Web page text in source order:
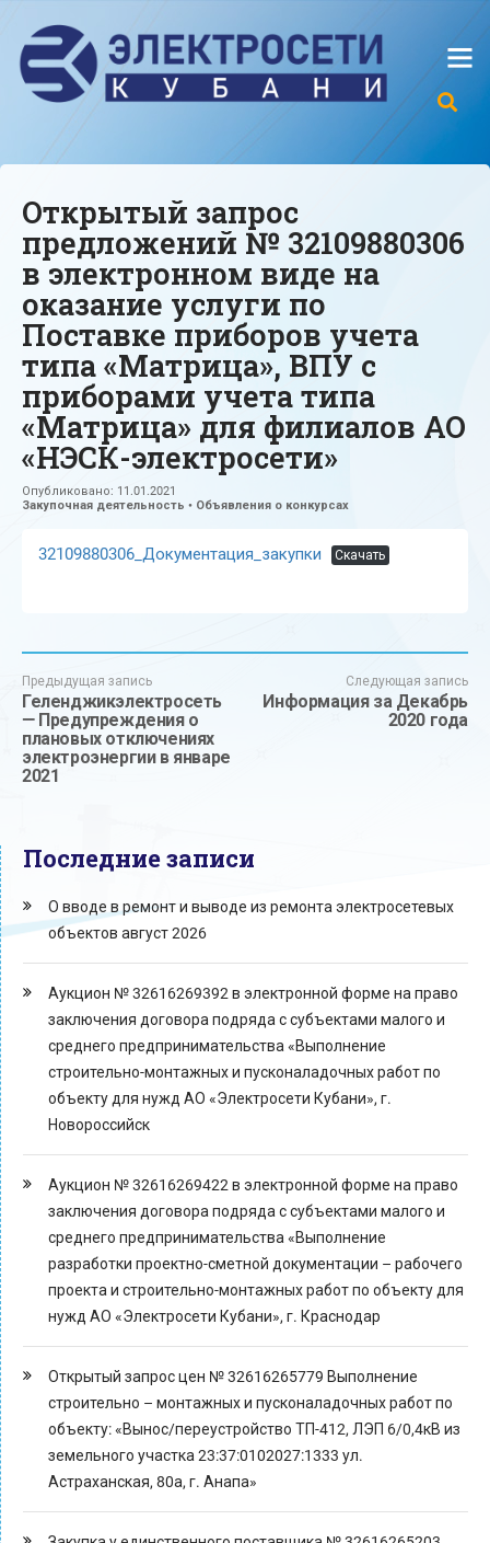
Открытый запрос
предложений № 32109880306
в электронном виде на
оказание услуги по
Поставке приборов учета
типа «Матрица», ВПУ с
приборами учета типа
«Матрица» для филиалов АО
«НЭСК-электросети»
Опубликовано: 11.01.2021
Закупочная деятельность • Объявления о конкурсах
32109880306_Документация_закупки Скачать
Предыдущая запись
Геленджикэлектросеть
— Предупреждения о
плановых отключениях
электроэнергии в январе
2021
Следующая запись
Информация за Декабрь
2020 года
Последние записи
О вводе в ремонт и выводе из ремонта электросетевых
объектов август 2026
Аукцион № 32616269392 в электронной форме на право
заключения договора подряда с субъектами малого и
среднего предпринимательства «Выполнение
строительно-монтажных и пусконаладочных работ по
объекту для нужд АО «Электросети Кубани», г.
Новороссийск
Аукцион № 32616269422 в электронной форме на право
заключения договора подряда с субъектами малого и
среднего предпринимательства «Выполнение
разработки проектно-сметной документации – рабочего
проекта и строительно-монтажных работ по объекту для
нужд АО «Электросети Кубани», г. Краснодар
Открытый запрос цен № 32616265779 Выполнение
строительно – монтажных и пусконаладочных работ по
объекту: «Вынос/переустройство ТП-412, ЛЭП 6/0,4кВ из
земельного участка 23:37:0102027:1333 ул.
Астраханская, 80а, г. Анапа»